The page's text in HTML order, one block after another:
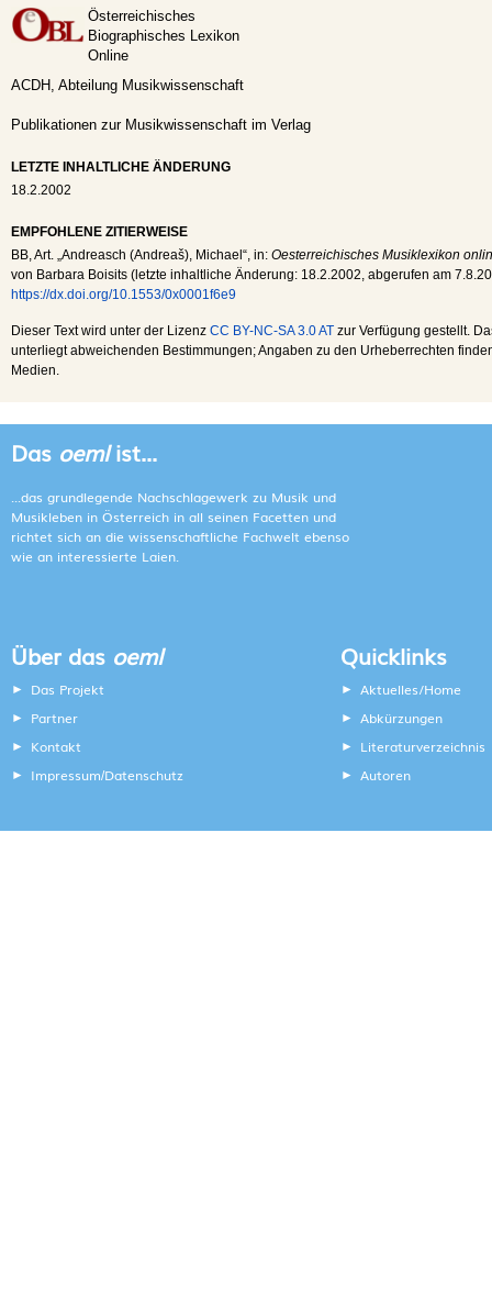
Österreichisches
Biographisches Lexikon
Online
ACDH, Abteilung Musikwissenschaft
Publikationen zur Musikwissenschaft im Verlag
LETZTE INHALTLICHE ÄNDERUNG
18.2.2002
EMPFOHLENE ZITIERWEISE
BB , Art. „Andreasch (Andreaš), Michael“, in: Oesterreichisches Musiklexikon
von Barbara Boisits (letzte inhaltliche Änderung: 18.2.2002 , abgerufen am
https://dx.doi.org/10.1553/0x0001f6e9
Dieser Text wird unter der Lizenz CC BY-NC-SA 3.0 AT zur Verfügung gestellt.
unterliegt abweichenden Bestimmungen; Angaben zu den Urheberrechten
Medien.
Das oemlist...
...das grundlegende Nachschlagewerk zu Musik und
Musikleben in Österreich in all seinen Facetten und
richtet sich an die wissenschaftliche Fachwelt ebenso
wie an interessierte Laien.
Über das oeml
Das Projekt
Partner
Kontakt
Impressum/Datenschutz
Quicklinks
Aktuelles/Home
Abkürzungen
Literaturverzeichnis
Autoren